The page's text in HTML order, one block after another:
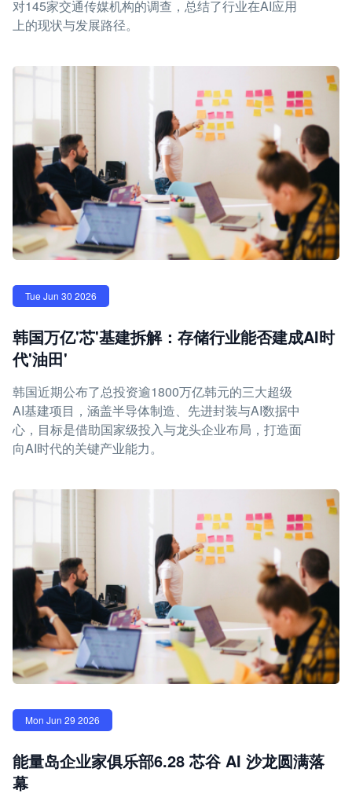
对145家交通传媒机构的调查，总结了行业在AI应用
上的现状与发展路径。
Tue Jun 30 2026
韩国万亿'芯'基建拆解：存储行业能否建成AI时
代'油田'
韩国近期公布了总投资逾1800万亿韩元的三大超级
AI基建项目，涵盖半导体制造、先进封装与AI数据中
心，目标是借助国家级投入与龙头企业布局，打造面
向AI时代的关键产业能力。
Mon Jun 29 2026
能量岛企业家俱乐部6.28 芯谷 AI 沙龙圆满落
幕